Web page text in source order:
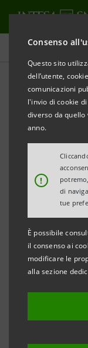
Consenso
Questo sito
dell’utente,
comunicazioni
l'invio di cookie
diverso da quello
anno.
!
di
tue
È possibile
il consenso ai
modificare le
alla sezione
Comunicati
STAMPA
INTESA
PIÙ
italiana tra le
classifica
• Il Gruppo
List 2018 del
Milano, 22
riconoscimenti
Sanpaolo nel
Sanpaolo è
consecutivo
quotate più